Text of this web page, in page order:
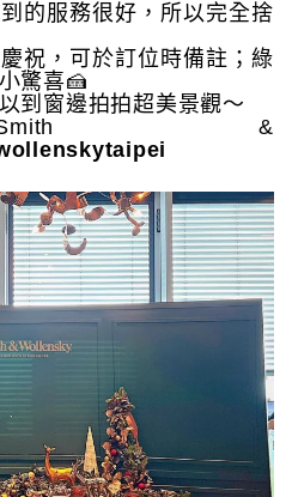
的服務很好，所以完全捨
祝，可於訂位時備註；綠
驚喜🍰
到窗邊拍拍超美景觀～
&